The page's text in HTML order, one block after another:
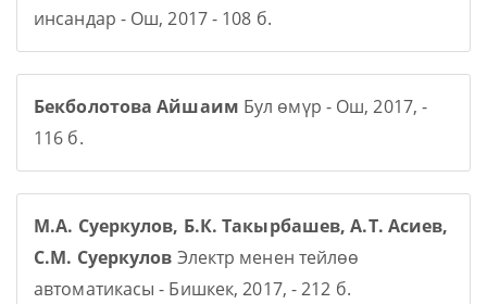
инсандар - Ош, 2017 - 108 б.
Бекболотова Айшаим Бул өмүр - Ош, 2017, -
116 б.
М.А. Суеркулов, Б.К. Такырбашев, А.Т. Асиев,
С.М. Суеркулов Электр менен тейлөө
автоматикасы - Бишкек, 2017, - 212 б.